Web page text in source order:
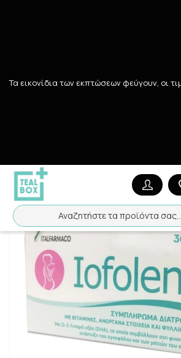
Τα εικονίδια των εκπτώσεων φεύγουν, οι
Αναζητήστε τα προϊόντα σας...
Αναζήτηση